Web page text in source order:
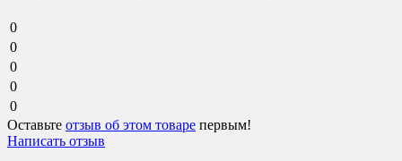
0
0
0
0
0
Оставьте отзыв об этом товаре первым!
Написать отзыв